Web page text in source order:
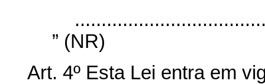
” (NR)
Art. 4º Esta Lei entra em